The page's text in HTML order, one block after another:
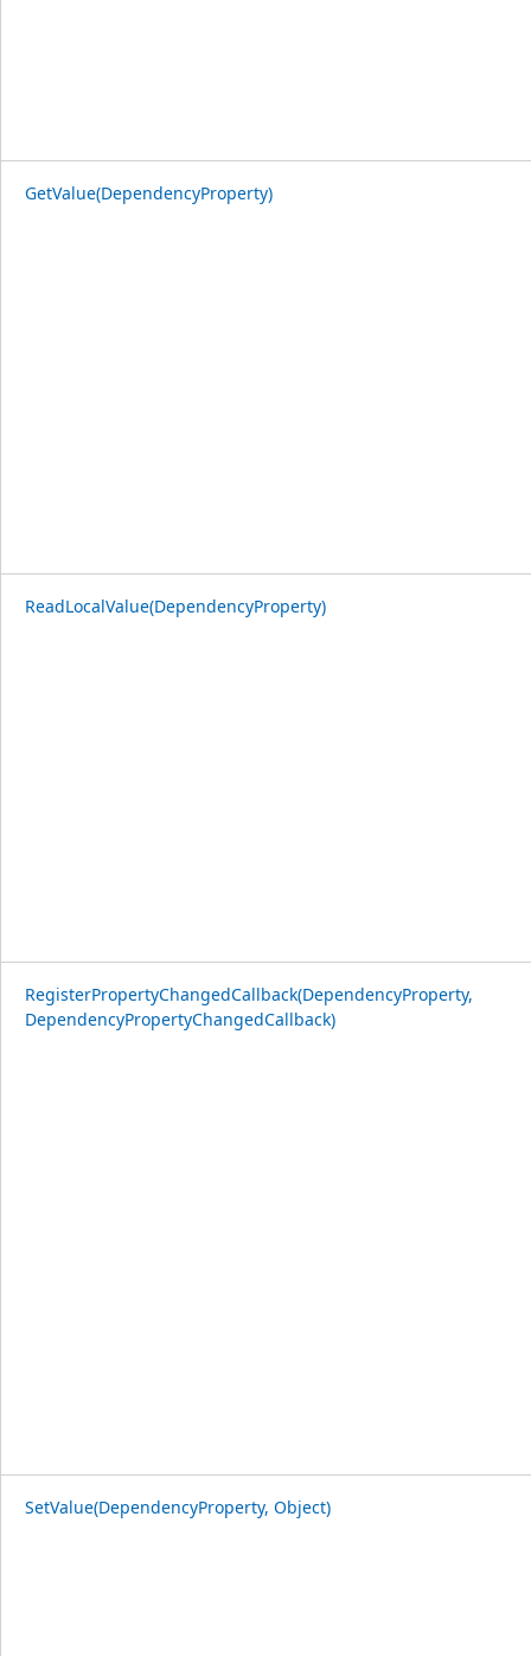
GetValue(DependencyProperty)
ReadLocalValue(DependencyProperty)
RegisterPropertyChangedCallback(DependencyProperty,
DependencyPropertyChangedCallback)
SetValue(DependencyProperty, Object)